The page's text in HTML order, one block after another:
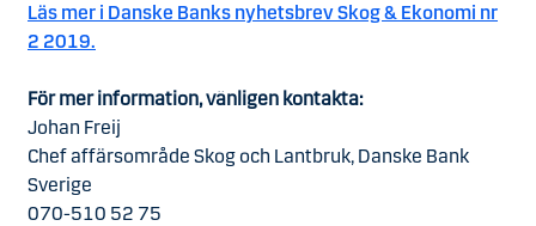
Läs mer i Danske Banks nyhetsbrev Skog & Ekonomi nr
2 2019.
För mer information, vänligen kontakta:
Johan Freij
Chef affärsområde Skog och Lantbruk, Danske Bank
Sverige
070-510 52 75